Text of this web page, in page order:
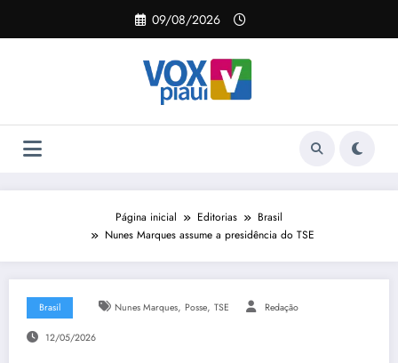
o
09/08/2026
Página inicial Editorias
Brasil
Nunes Marques assume a presidência do TSE
Brasil Nunes Marques, Posse, TSE Redação
12/05/2026